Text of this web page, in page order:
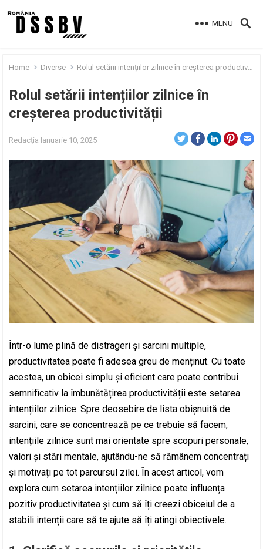
MENU
Home Diverse Rolul setării intențiilor zilnice în creșterea productivității
Rolul setării intențiilor zilnice în
creșterea productivității
Redacția Ianuarie 10, 2025
Într-o lume plină de distrageri și sarcini multiple,
productivitatea poate fi adesea greu de menținut. Cu toate
acestea, un obicei simplu și eficient care poate contribui
semnificativ la îmbunătățirea productivității este setarea
intențiilor zilnice. Spre deosebire de lista obișnuită de
sarcini, care se concentrează pe ce trebuie să facem,
intențiile zilnice sunt mai orientate spre scopuri personale,
valori și stări mentale, ajutându-ne să rămânem concentrați
și motivați pe tot parcursul zilei. În acest articol, vom
explora cum setarea intențiilor zilnice poate influența
pozitiv productivitatea și cum să îți creezi obiceiul de a
stabili intenții care să te ajute să îți atingi obiectivele.